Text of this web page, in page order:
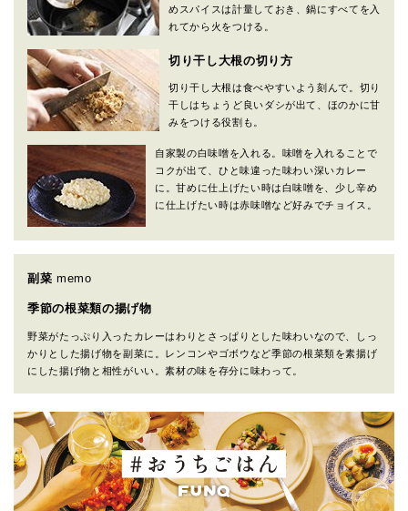
めスパイスは計量しておき、鍋にすべてを入
れてから火をつける。
切り干し大根の切り方
切り干し大根は食べやすいよう刻んで。切り
干しはちょうど良いダシが出て、ほのかに甘
みをつける役割も。
自家製の白味噌を入れる。味噌を入れることで
コクが出て、ひと味違った味わい深いカレー
に。甘めに仕上げたい時は白味噌を、少し辛め
に仕上げたい時は赤味噌など好みでチョイス。
副菜 memo
季節の根菜類の揚げ物
野菜がたっぷり入ったカレーはわりとさっぱりとした味わいなので、しっ
かりとした揚げ物を副菜に。レンコンやゴボウなど季節の根菜類を素揚げ
にした揚げ物と相性がいい。素材の味を存分に味わって。